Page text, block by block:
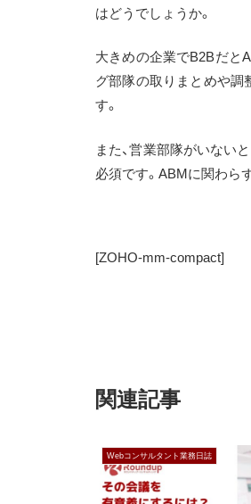
はどうでしょうか。
大きめの企業でB2Bだと
グ部隊の取りまとめや調
す。
また、営業部隊がいない
必須です。ABMに関わら
[ZOHO-mm-compact]
関連記事
Webコンサルタント業務日誌